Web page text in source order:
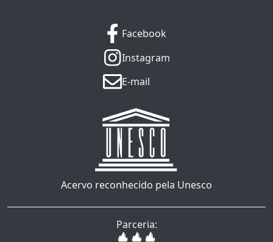
Facebook
Instagram
E-mail
Acervo reconhecido pela Unesco
Parceria: